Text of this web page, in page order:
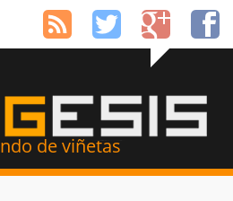
de viñetas